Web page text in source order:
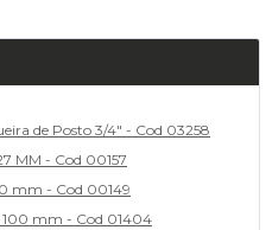
de Posto 3/4" - Cod 03258
MM - Cod 00157
mm - Cod 00149
100 mm - Cod 01404